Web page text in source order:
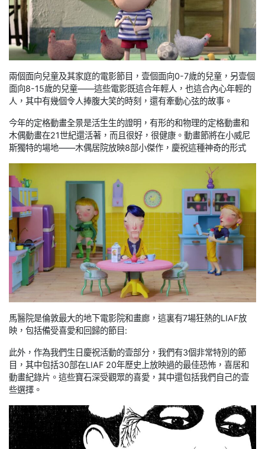
兩個面向兒童及其家庭的電影節目，壹個面向0-7歲的兒童，另壹個
面向8-15歲的兒童——這些電影既這合年輕人，也這合內心年輕的
人，其中有幾個令人捧腹大笑的時刻，還有牽動心弦的故事。
今年的定格動畫全景是活生生的證明，有形的和物理的定格動畫和
木偶動畫在21世紀還活著，而且很好，很健康。動畫節將在小威尼
斯獨特的場地——木偶居院放映8部小傑作，慶祝這種神奇的形式
馬醫院是倫敦最大的地下電影院和畫廊，這裏有7場狂熱的LIAF放
映，包括備受喜愛和回歸的節目:
此外，作為我們生日慶祝活動的壹部分，我們有3個非常特別的節
目，其中包括30部在LIAF 20年歷史上放映過的最佳恐怖，喜居和
動畫紀錄片。這些寶石深受觀眾的喜愛，其中還包括我們自己的壹
些選擇。